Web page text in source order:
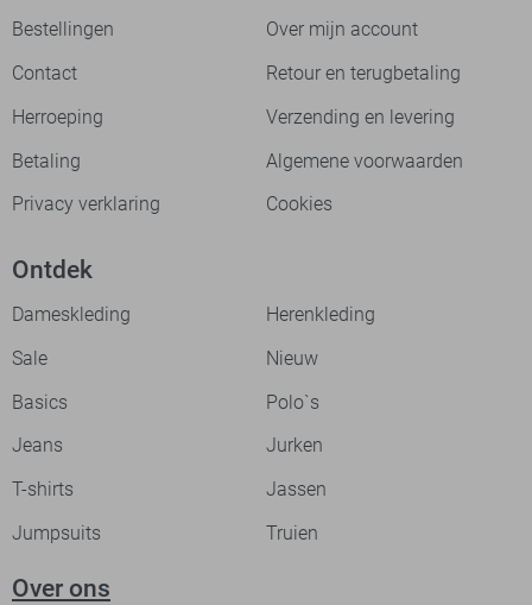
Bestellingen
Over mijn account
Contact
Retour en terugbetaling
Herroeping
Verzending en levering
Betaling
Algemene voorwaarden
Privacy verklaring
Cookies
Ontdek
Dameskleding
Herenkleding
Sale
Nieuw
Basics
Polo`s
Jeans
Jurken
T-shirts
Jassen
Jumpsuits
Truien
Over ons